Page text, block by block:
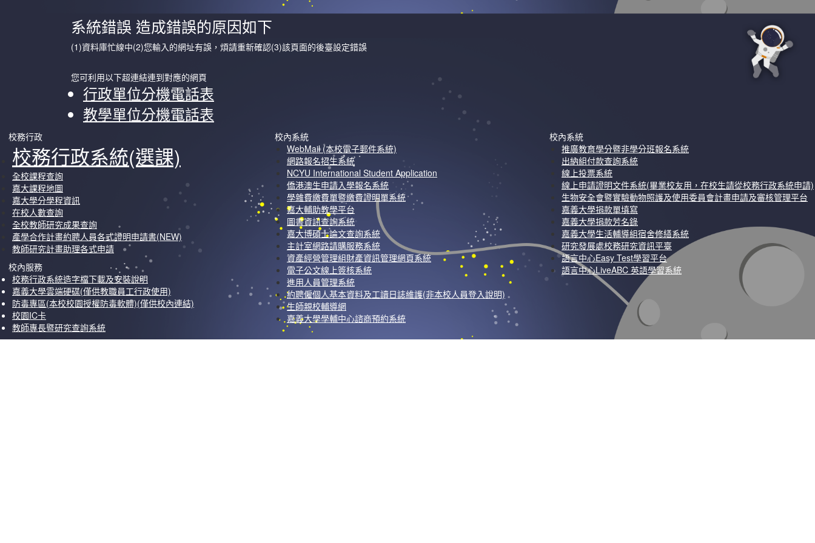
系統錯誤 造成錯誤的原因如下
(1)資料庫忙線中(2)您輸入的網址有誤，煩請重新確認(3)該頁面的後臺設定錯誤
您可利用以下超連結連到對應的網頁
行政單位分機電話表
教學單位分機電話表
校務行政
校務行政系統(選課)
全校課程查詢
嘉大課程地圖
嘉大學分學程資訊
在校人數查詢
全校教師研究成果查詢
產學合作計畫約聘人員各式證明申請書(NEW)
教師研究計畫助理各式申請
校內服務
校務行政系統造字檔下載及安裝說明
嘉義大學雲端硬碟(僅供教職員工行政使用)
防毒專區(本校校園授權防毒軟體)(僅供校內連結)
校園IC卡
教師專長暨研究查詢系統
校內系統
WebMail (本校電子郵件系統)
網路報名招生系統
NCYU International Student Application
僑港澳生申請入學報名系統
學雜費繳費單暨繳費證明單系統
嘉大輔助教學平台
圖書資訊查詢系統
嘉大博碩士論文查詢系統
主計室網路請購服務系統
資產經營管理組財產資訊管理網頁系統
電子公文線上簽核系統
進用人員管理系統
約聘僱個人基本資料及工讀日誌維護(非本校人員登入說明)
生師親校輔導網
嘉義大學學輔中心諮商預約系統
校內系統
推廣教育學分暨非學分班報名系統
出納組付款查詢系統
線上投票系統
線上申請證明文件系統(畢業校友用，在校生請從校務行政系統申請)
生物安全會暨實驗動物照護及使用委員會計畫申請及審核管理平台
嘉義大學捐款單填寫
嘉義大學捐款芳名錄
嘉義大學生活輔導組宿舍修繕系統
研究發展處校務研究資訊平臺
語言中心Easy Test學習平台
語言中心LiveABC 英語學習系統